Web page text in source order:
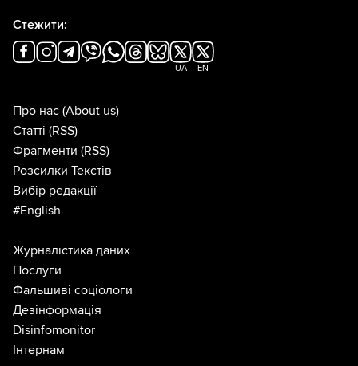
Стежити:
UA EN
Про нас (About us)
Статті (RSS)
Фрагменти (RSS)
Розсилки Текстів
Вибір редакції
#English
Журналістика даних
Послуги
Фальшиві соціологи
Дезінформація
Disinfomonitor
Інтернам